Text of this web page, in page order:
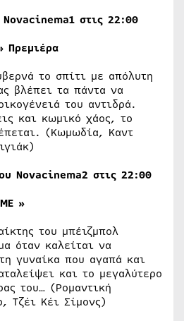
Novacinema1 στις 22:00
Πρεμιέρα
το σπίτι με απόλυτη
βλέπει τα πάντα να
του αντιδρά.
και κωμικό χάος, το
(Κωμωδία, Καντ
Novacinema2 στις 22:00
»
του μπέιζμπολ
όταν καλείται να
γυναίκα που αγαπά και
και το μεγαλύτερο
του… (Ρομαντική
Τζέι Κέι Σίμονς)